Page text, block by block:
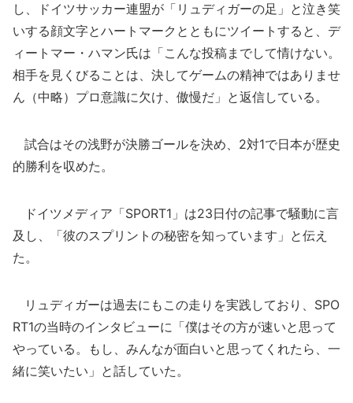
し、ドイツサッカー連盟が「リュディガーの足」と泣き笑
いする顔文字とハートマークとともにツイートすると、デ
ィートマー・ハマン氏は「こんな投稿までして情けない。
相手を見くびることは、決してゲームの精神ではありませ
ん（中略）プロ意識に欠け、傲慢だ」と返信している。
試合はその浅野が決勝ゴールを決め、2対1で日本が歴史
的勝利を収めた。
ドイツメディア「SPORT1」は23日付の記事で騒動に言
及し、「彼のスプリントの秘密を知っています」と伝え
た。
リュディガーは過去にもこの走りを実践しており、SPO
RT1の当時のインタビューに「僕はその方が速いと思って
やっている。もし、みんなが面白いと思ってくれたら、一
緒に笑いたい」と話していた。